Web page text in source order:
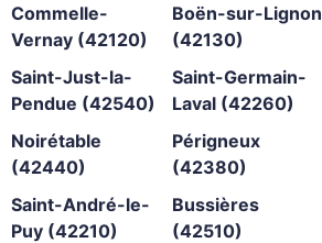
Commelle-
Vernay (42120)
Boën-sur-Lignon
(42130)
Saint-Just-la-
Pendue (42540)
Saint-Germain-
Laval (42260)
Noirétable
(42440)
Périgneux
(42380)
Saint-André-le-
Puy (42210)
Bussières
(42510)